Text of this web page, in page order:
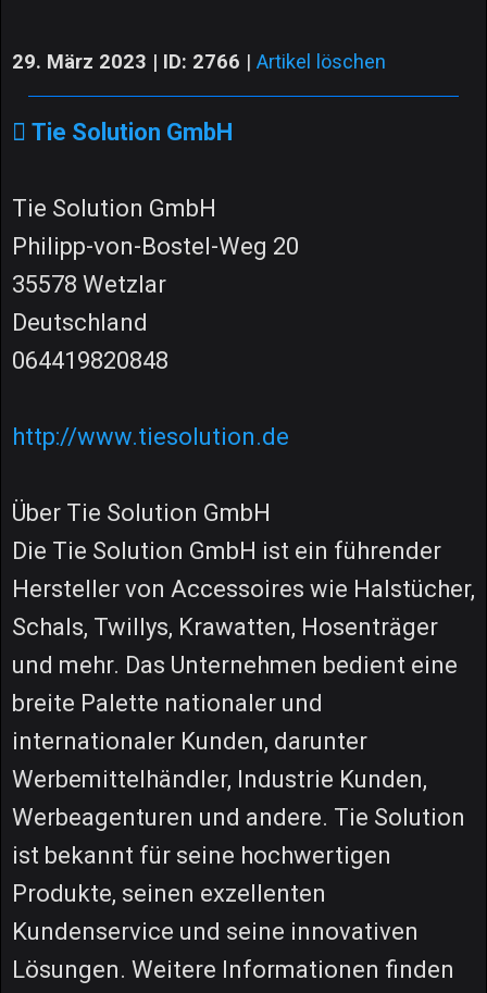
29. März 2023 | ID: 2766 | Artikel löschen
Tie Solution GmbH
Tie Solution GmbH
Philipp-von-Bostel-Weg 20
35578 Wetzlar
Deutschland
064419820848
http://www.tiesolution.de
Über Tie Solution GmbH
Die Tie Solution GmbH ist ein führender
Hersteller von Accessoires wie Halstücher,
Schals, Twillys, Krawatten, Hosenträger
und mehr. Das Unternehmen bedient eine
breite Palette nationaler und
internationaler Kunden, darunter
Werbemittelhändler, Industrie Kunden,
Werbeagenturen und andere. Tie Solution
ist bekannt für seine hochwertigen
Produkte, seinen exzellenten
Kundenservice und seine innovativen
Lösungen. Weitere Informationen finden